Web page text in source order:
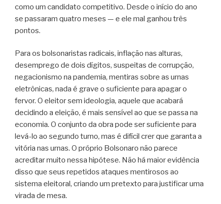
como um candidato competitivo. Desde o início do ano
se passaram quatro meses — e ele mal ganhou três
pontos.
Para os bolsonaristas radicais, inflação nas alturas,
desemprego de dois dígitos, suspeitas de corrupção,
negacionismo na pandemia, mentiras sobre as urnas
eletrônicas, nada é grave o suficiente para apagar o
fervor. O eleitor sem ideologia, aquele que acabará
decidindo a eleição, é mais sensível ao que se passa na
economia. O conjunto da obra pode ser suficiente para
levá-lo ao segundo turno, mas é difícil crer que garanta a
vitória nas urnas. O próprio Bolsonaro não parece
acreditar muito nessa hipótese. Não há maior evidência
disso que seus repetidos ataques mentirosos ao
sistema eleitoral, criando um pretexto para justificar uma
virada de mesa.